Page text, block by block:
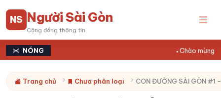
NS Người Sài Gòn
Cộng đồng thông tin
NÓNG Chào mừng
Trang chủ Chưa phân loại CON ĐƯỜNG SÀI GÒN #1 - Đồng Khởi — con đường mang tên